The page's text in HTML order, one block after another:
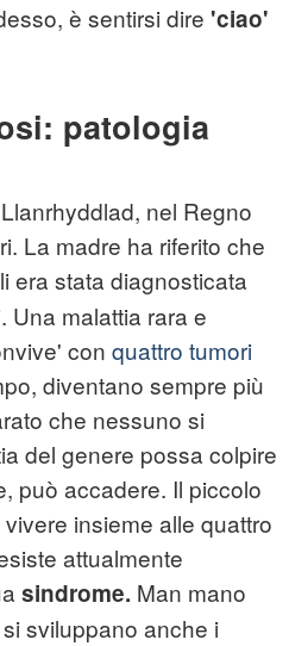
è sentirsi dire 'ciao'
patologia
nel Regno
La madre ha riferito che
era stata diagnosticata
Una malattia rara e
con quattro tumori
diventano sempre più
che nessuno si
del genere possa colpire
può accadere. Il piccolo
insieme alle quattro
attualmente
sindrome. Man mano
sviluppano anche i